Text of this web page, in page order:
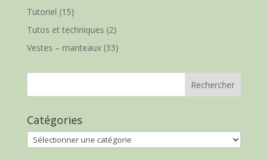
Tutoriel (15)
Tutos et techniques (2)
Vestes – manteaux(33)
Catégories
Catégories